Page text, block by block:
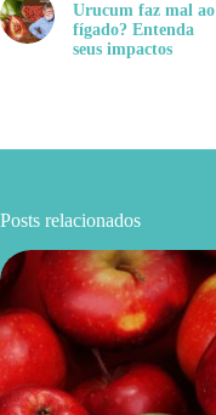
Urucum faz mal ao
fígado? Entenda
seus impactos
Posts relacionados